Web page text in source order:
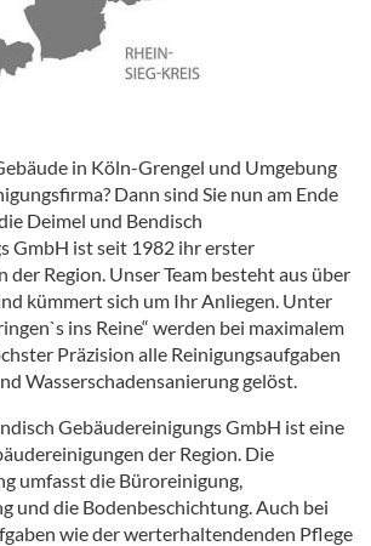
in Köln-Grengel und Umgebung
Dann sind Sie nun am Ende
Deimel und Bendisch
GmbH ist seit 1982 ihr erster
der Region. Unser Team besteht aus über
kümmert sich um Ihr Anliegen. Unter
ins Reine“ werden bei maximalem
Präzision alle Reinigungsaufgaben
Wasserschadensanierung gelöst.
Gebäudereinigungs GmbH ist eine
der Region. Die
umfasst die Büroreinigung,
und die Bodenbeschichtung. Auch bei
wie der werterhaltendenden Pflege